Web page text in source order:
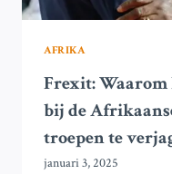
AFRIKA
Frexit:
bij de
troepen te
januari 3, 2025